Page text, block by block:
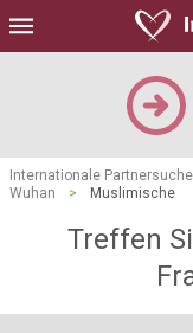
Internationale Partnersuche
Wuhan
> Muslimische
Treffen